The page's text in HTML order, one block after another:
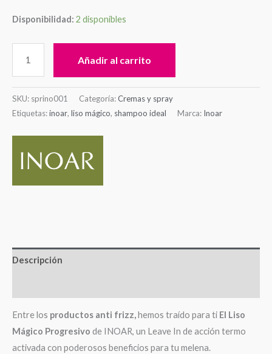
Disponibilidad: 2 disponibles
Añadir al carrito
SKU: sprino001 Categoría:Cremas y spray
Etiquetas:inoar, liso mágico, shampoo ideal Marca: Inoar
Descripción
Entre los productos anti frizz,hemos traído para ti El Liso
Mágico Progresivo de INOAR, un Leave In de acción termo
activada con poderosos beneficios para tu melena.